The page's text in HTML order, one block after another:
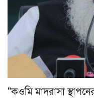
"কওমি মাদরাসা